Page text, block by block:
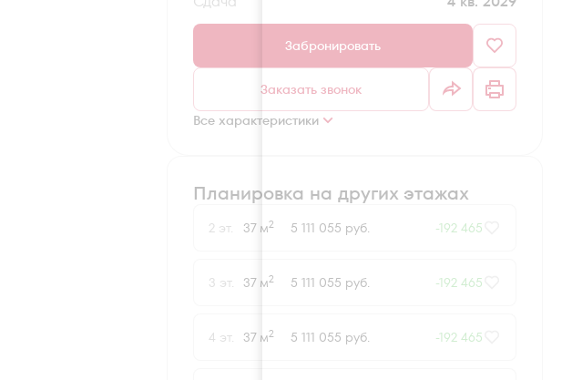
Забронировать
Заказать звонок
Все характеристики
Планировка на других этажах
2 эт. 37 м2 5 111 055 руб. -192 465
3 эт. 37 м2 5 111 055 руб. -192 465
4 эт. 37 м2 5 111 055 руб. -192 465